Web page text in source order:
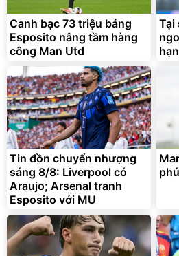
Bạt phủ xe ô tô cao cấp,
tráng nhôm 03 lớp
392.000đ
325.000đ
Đã bán nhiều
Canh bạc 73 triệu bảng
Esposito nâng tầm hàng
công Man Utd
Tại
Tin đồn chuyển nhượng
sáng 8/8: Liverpool có
Araujo; Arsenal tranh
Esposito với MU